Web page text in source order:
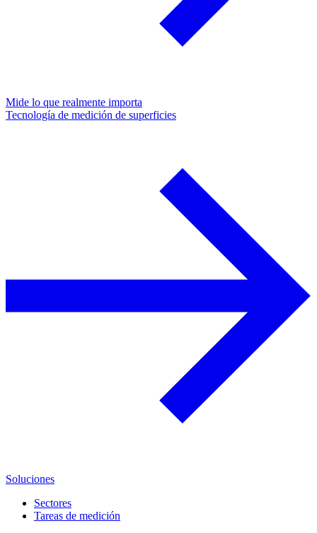
Mide lo que realmente importa
Tecnología de medición de superficies
Soluciones
Sectores
Tareas de medición